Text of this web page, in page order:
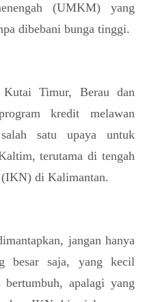
(UMKM) yang
dibebani bunga tinggi.
Kutai Timur, Berau dan
kredit melawan
satu upaya untuk
terutama di tengah
(IKN) di Kalimantan.
jangan hanya
besar saja, yang kecil
apalagi yang